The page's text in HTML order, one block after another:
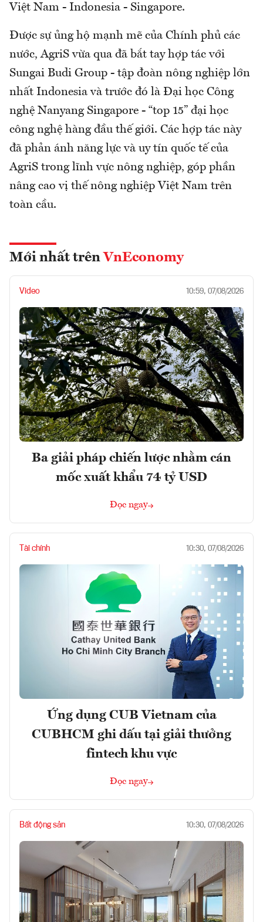
Việt Nam - Indonesia - Singapore.
Được sự ủng hộ mạnh mẽ của Chính phủ các
nước, AgriS vừa qua đã bắt tay hợp tác với
Sungai Budi Group - tập đoàn nông nghiệp lớn
nhất Indonesia và trước đó là Đại học Công
nghệ Nanyang Singapore - “top 15” đại học
công nghệ hàng đầu thế giới. Các hợp tác này
đã phản ánh năng lực và uy tín quốc tế của
AgriS trong lĩnh vực nông nghiệp, góp phần
nâng cao vị thế nông nghiệp Việt Nam trên
toàn cầu.
Mới nhất trên VnEconomy
Video 10:59, 07/08/2026
Ba giải pháp chiến lược nhằm cán
mốc xuất khẩu 74 tỷ USD
Đọc ngay
Tài chính 10:30, 07/08/2026
Ứng dụng CUB Vietnam của
CUBHCM ghi dấu tại giải thưởng
fintech khu vực
Đọc ngay
Bất động sản 10:30, 07/08/2026